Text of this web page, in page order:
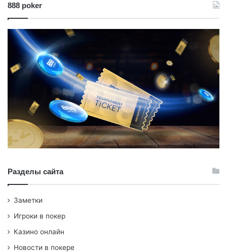
888 poker
Разделы сайта
Заметки
Игроки в покер
Казино онлайн
Новости в покере